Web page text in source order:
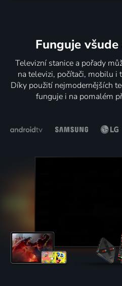
Funguje
Televizní stanice a pořady
na televizi, počítači, mobilu i
Díky použití nejmodernějších
funguje i na pomalém